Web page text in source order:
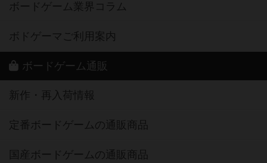
ボードゲーム業界コラム
ボドゲーマご利用案内
ボードゲーム通販
新作・再入荷情報
定番ボードゲームの通販商品
国産ボードゲームの通販商品